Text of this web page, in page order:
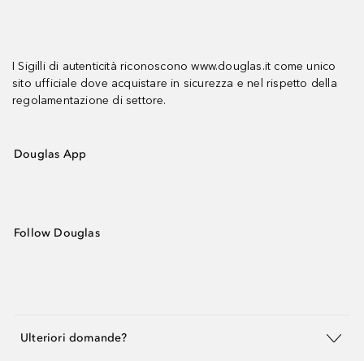
I Sigilli di autenticità riconoscono www.douglas.it come unico
sito ufficiale dove acquistare in sicurezza e nel rispetto della
regolamentazione di settore.
Douglas App
Follow Douglas
Ulteriori domande?